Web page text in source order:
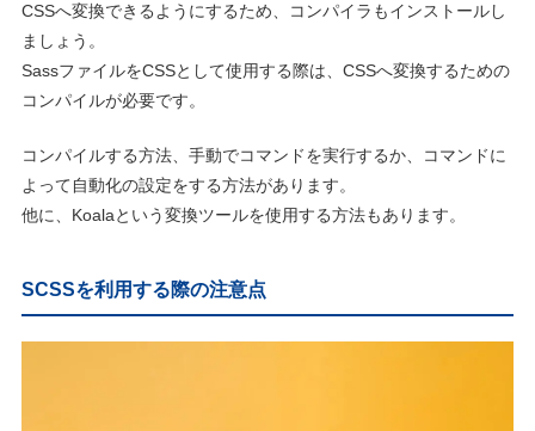
CSSへ変換できるようにするため、コンパイラもインストールし
ましょう。
SassファイルをCSSとして使用する際は、CSSへ変換するための
コンパイルが必要です。
コンパイルする方法、手動でコマンドを実行するか、コマンドに
よって自動化の設定をする方法があります。
他に、Koalaという変換ツールを使用する方法もあります。
SCSSを利用する際の注意点